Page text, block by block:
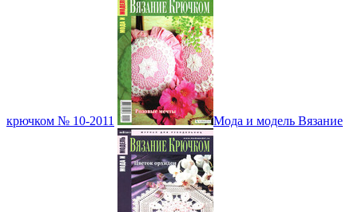
крючком № 10-2011 Мода и модель Вязание